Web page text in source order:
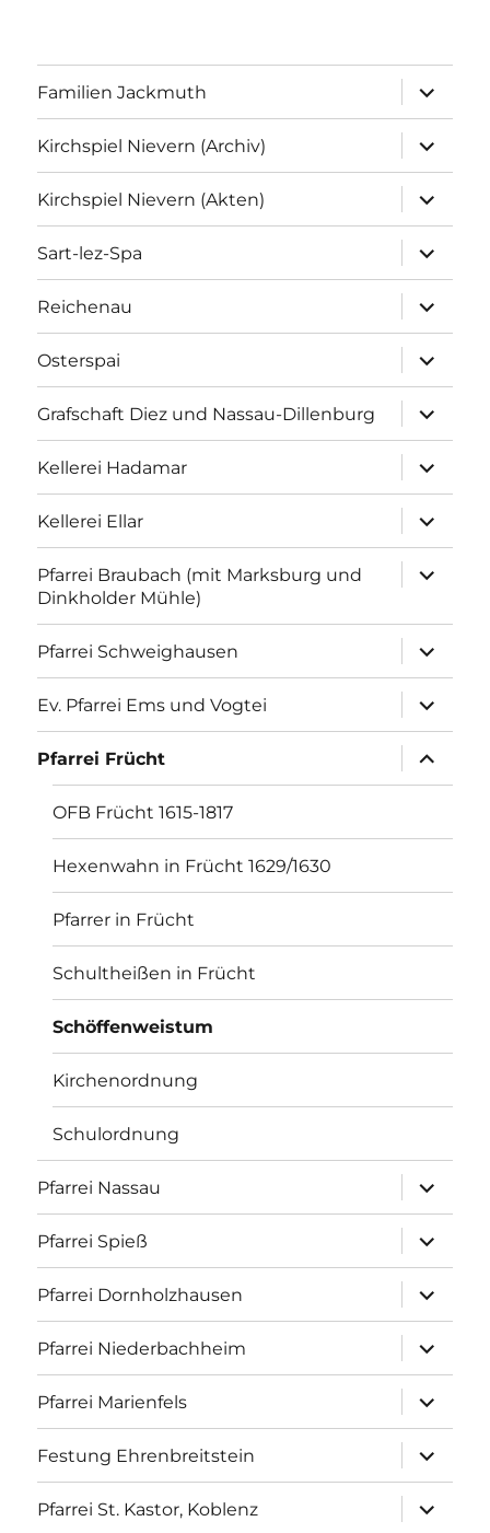
Familien Jackmuth
anzeigen
Kirchspiel Nievern (Archiv)
anzeigen
Kirchspiel Nievern (Akten)
anzeigen
Sart-lez-Spa
anzeigen
Reichenau
anzeigen
Osterspai
anzeigen
Grafschaft Diez und Nassau-Dillenburg
anzeigen
Kellerei Hadamar
anzeigen
Kellerei Ellar
anzeigen
Pfarrei Braubach (mit Marksburg und
Dinkholder Mühle)
anzeigen
Pfarrei Schweighausen
anzeigen
Ev. Pfarrei Ems und Vogtei
anzeigen
Pfarrei Frücht
anzeigen
OFB Frücht 1615-1817
Hexenwahn in Frücht 1629/1630
Pfarrer in Frücht
Schultheißen in Frücht
Schöffenweistum
Kirchenordnung
Schulordnung
Pfarrei Nassau
anzeigen
Pfarrei Spieß
anzeigen
Pfarrei Dornholzhausen
anzeigen
Pfarrei Niederbachheim
anzeigen
Pfarrei Marienfels
anzeigen
Festung Ehrenbreitstein
anzeigen
Pfarrei St. Kastor, Koblenz
anzeigen